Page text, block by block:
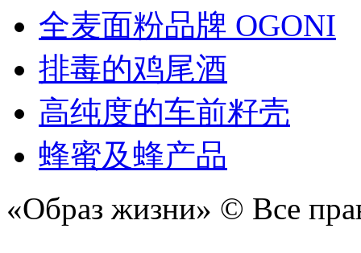
全麦面粉品牌 OGONI
排毒的鸡尾酒
高纯度的车前籽壳
蜂蜜及蜂产品
«Образ жизни» © Все